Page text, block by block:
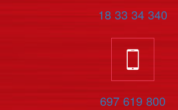
18 33 34 340
697 619 800